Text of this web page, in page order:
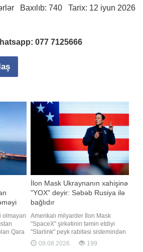
Baxılıb: 740 Tarix: 12 iyun 2026
077 7125666
olmayan
Qara
İlon Mask Ukraynanın xahişinə
"YOX" deyir: Səbəb Rusiya ilə
bağlıdır
Amerikalı milyarder İlon Mask
"SpaceX" şirkətinin təmin etdiyi
"Starlink" peyk rabitəsi sistemindən
Rusiyanın dərinliklərinə zərbələr
endirmək məqsədilə istifadə
09.08.2026 199